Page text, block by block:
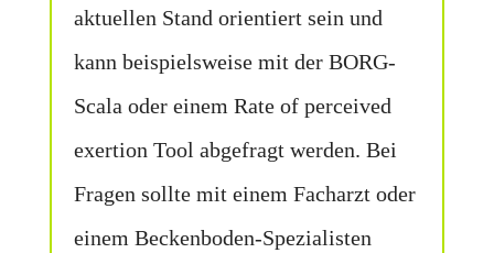
aktuellen Stand orientiert sein und
kann beispielsweise mit der BORG-
Scala oder einem Rate of perceived
exertion Tool abgefragt werden. Bei
Fragen sollte mit einem Facharzt oder
einem Beckenboden-Spezialisten